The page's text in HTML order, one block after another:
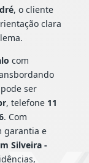
, o cliente
clara
com
ser
, telefone 11
. Com
garantia e
Silveira -